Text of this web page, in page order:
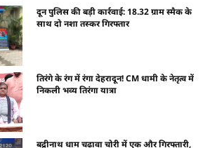
दून पुलिस की बड़ी कार्रवाई: 18.32 ग्राम स्मैक के
साथ दो नशा तस्कर गिरफ्तार
तिरंगे के रंग में रंगा देहरादून! CM धामी के नेतृत्व में
निकली भव्य तिरंगा यात्रा
बद्रीनाथ धाम चढ़ावा चोरी में एक और गिरफ्तारी,